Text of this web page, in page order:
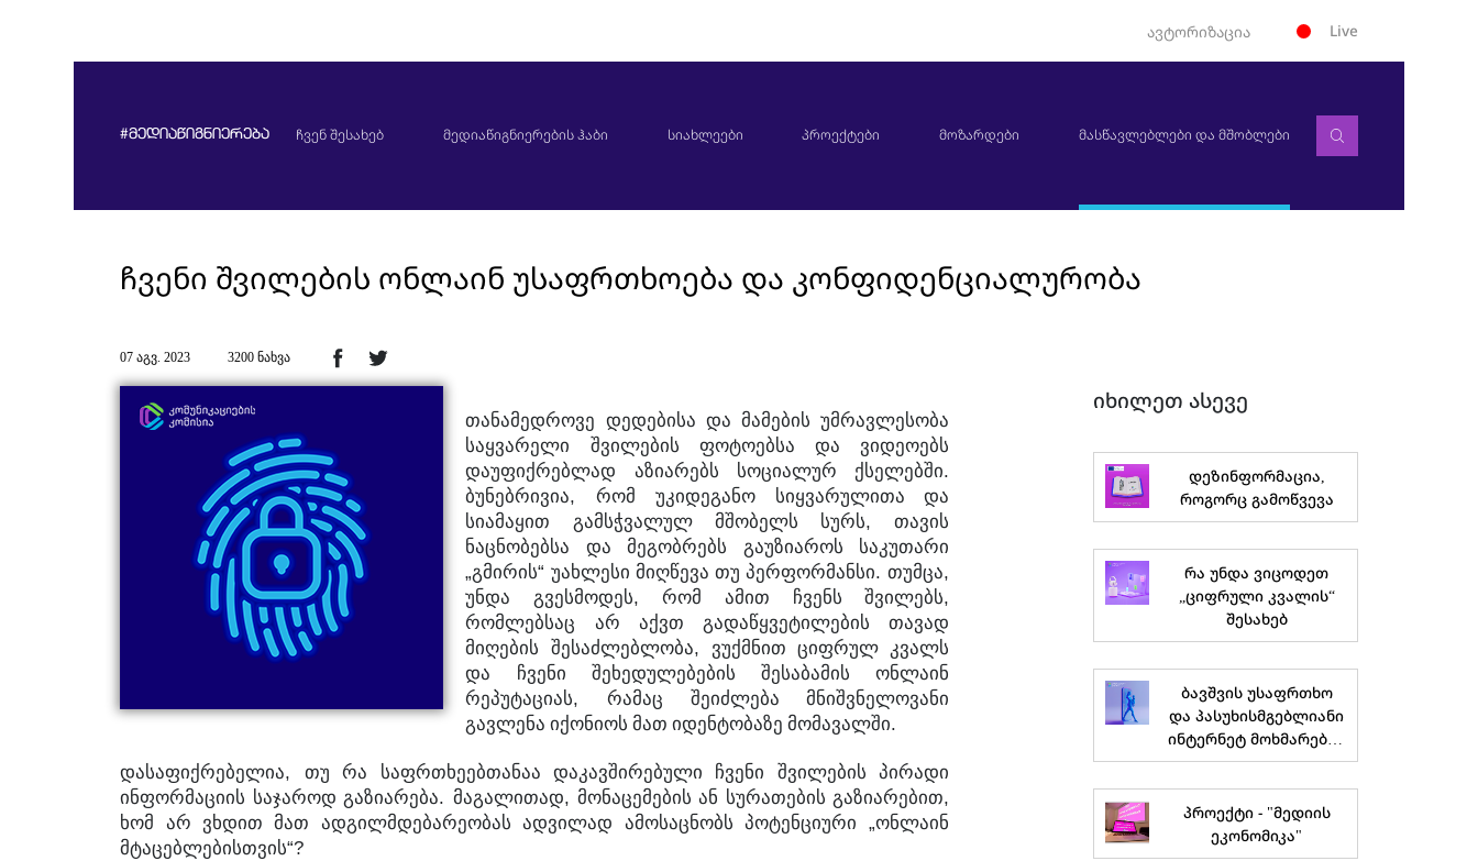
ავტორიზაცია Live
#მედიაწიგნიერება ჩვენ შესახებ მედიაწიგნიერების ჰაბი სიახლეები პროექტები მოზარდები მასწავლებლები და მშობლები
ჩვენი შვილების ონლაინ უსაფრთხოება და კონფიდენციალურობა
07 აგვ. 2023 3200 ნახვა
თანამედროვე დედებისა და მამების უმრავლესობა
საყვარელი
შვილების ფოტოებსა და
ვიდეოებს
დაუფიქრებლად
აზიარებს სოციალურ ქსელებში.
ბუნებრივია, რომ უკიდეგანო სიყვარულითა
და
სიამაყით
გამსჭვალულ მშობელს სურს,თავის
ნაცნობებსა
და მეგობრებს გაუზიაროს საკუთარი
„გმირის“უახლესი მიღწევა თუ პერფორმანსი. თუმცა,
უნდა გვესმოდეს,რომ ამით ჩვენს შვილებს,
რომლებსაც არ აქვთ გადაწყვეტილების
თავად
მიღების
შესაძლებლობა, ვუქმნით ციფრულ კვალს
და
ჩვენი შეხედულებების შესაბამის
ონლაინ
რეპუტაციას, რამაც შეიძლება
მნიშვნელოვანი
გავლენა იქონიოს მათ იდენტობაზე მომავალში.
დასაფიქრებელია, თუ რა საფრთხეებთანაა დაკავშირებული ჩვენი შვილების
პირადი
ინფორმაციის საჯაროდ გაზიარება. მაგალითად,მონაცემების ან სურათების გაზიარებით,
ხომ არ ვხდით მათ ადგილმდებარეობას ადვილად ამოსაცნობს პოტენციური „ონლაინ
მტაცებლებისთვის“?
იხილეთ ასევე
დეზინფორმაცია,
როგორც გამოწვევა
რა უნდა ვიცოდეთ
„ციფრული კვალის“
შესახებ
ბავშვის უსაფრთხო
და პასუხისმგებლიანი
ინტერნეტ მოხმარების
გზამკვლევი
მშობლებისთვის
პროექტი - "მედიის
ეკონომიკა"